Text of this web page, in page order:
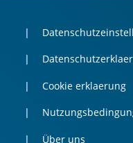
Cookie erklaerung
Über uns